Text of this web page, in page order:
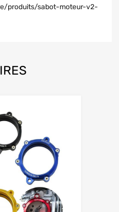
produits/sabot-moteur-v2-